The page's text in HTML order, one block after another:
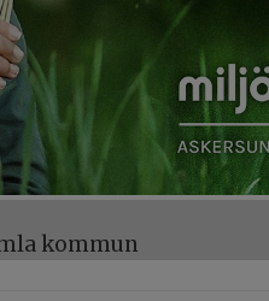
kommun